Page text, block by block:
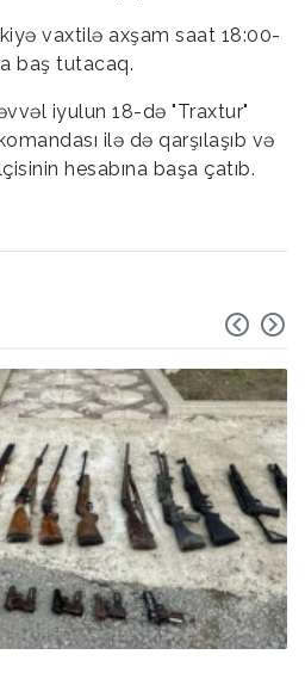
vaxtilə axşam saat 18:00-
baş tutacaq.
iyulun 18-də "Traxtur"
ilə də qarşılaşıb və
hesabına başa çatıb.